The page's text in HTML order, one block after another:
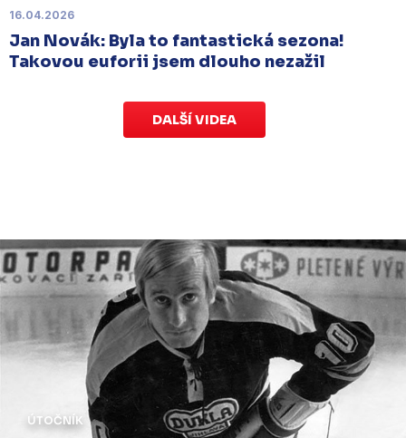
16.04.2026
Jan Novák: Byla to fantastická sezona!
Takovou euforii jsem dlouho nezažil
DALŠÍ VIDEA
ÚTOČNÍK